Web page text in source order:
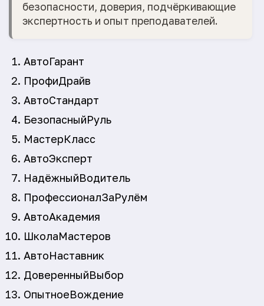
безопасности, доверия, подчёркивающие
экспертность и опыт преподавателей.
АвтоГарант
ПрофиДрайв
АвтоСтандарт
БезопасныйРуль
МастерКласс
АвтоЭксперт
НадёжныйВодитель
ПрофессионалЗаРулём
АвтоАкадемия
ШколаМастеров
АвтоНаставник
ДоверенныйВыбор
ОпытноеВождение